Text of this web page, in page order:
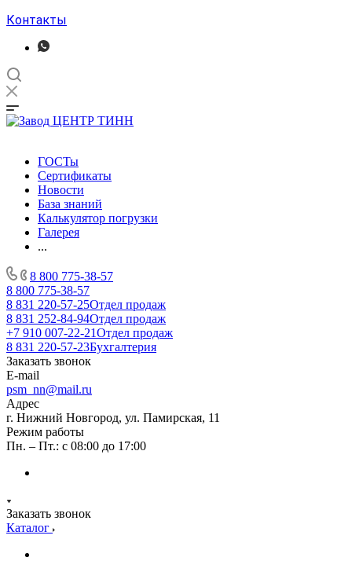
Контакты
ГОСТы
Сертификаты
Новости
База знаний
Калькулятор погрузки
Галерея
...
8 800 775-38-57
8 800 775-38-57
8 831 220-57-25Отдел продаж
8 831 252-84-94Отдел продаж
+7 910 007-22-21Отдел продаж
8 831 220-57-23Бухгалтерия
Заказать звонок
E-mail
psm_nn@mail.ru
Адрес
г. Нижний Новгород, ул. Памирская, 11
Режим работы
Пн. – Пт.: с 08:00 до 17:00
Заказать звонок
Каталог